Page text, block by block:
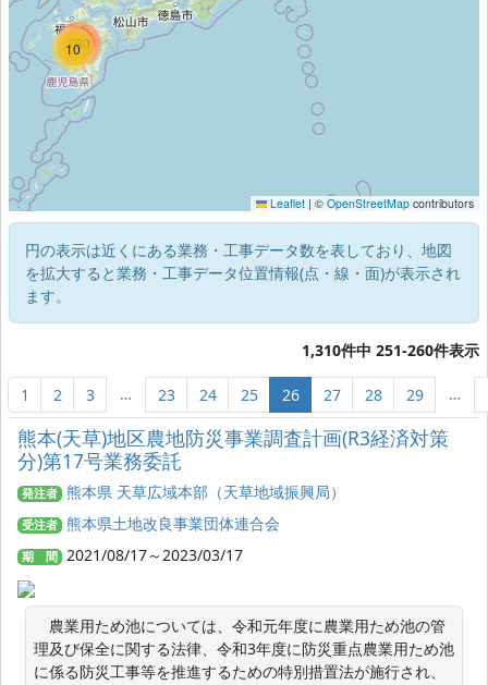
10
1219
780
Leaflet | © OpenStreetMap contributors
円の表示は近くにある業務・工事データ数を表しており、地図
を拡大すると業務・工事データ位置情報(点・線・面)が表示され
ます。
1,310件中 251-260件表示
1 2 3 … 23 24 25 26 27 28 29 …
熊本(天草)地区農地防災事業調査計画(R3経済対策
分)第17号業務委託
発注者 熊本県 天草広域本部（天草地域振興局）
受注者 熊本県土地改良事業団体連合会
期 間 2021/08/17～2023/03/17
農業用ため池については、令和元年度に農業用ため池の管
理及び保全に関する法律、令和3年度に防災重点農業用ため池
に係る防災工事等を推進するための特別措置法が施行され、